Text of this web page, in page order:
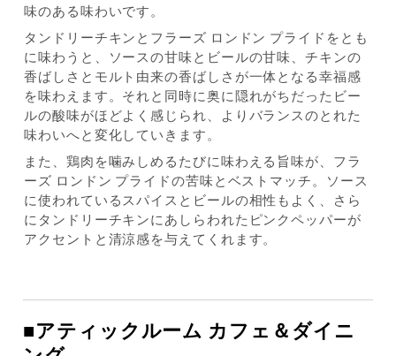
味のある味わいです。
タンドリーチキンとフラーズ ロンドン プライドをとも
に味わうと、ソースの甘味とビールの甘味、チキンの
香ばしさとモルト由来の香ばしさが一体となる幸福感
を味わえます。それと同時に奥に隠れがちだったビー
ルの酸味がほどよく感じられ、よりバランスのとれた
味わいへと変化していきます。
また、鶏肉を噛みしめるたびに味わえる旨味が、フラ
ーズ ロンドン プライドの苦味とベストマッチ。ソース
に使われているスパイスとビールの相性もよく、さら
にタンドリーチキンにあしらわれたピンクペッパーが
アクセントと清涼感を与えてくれます。
■アティックルーム カフェ＆ダイニ